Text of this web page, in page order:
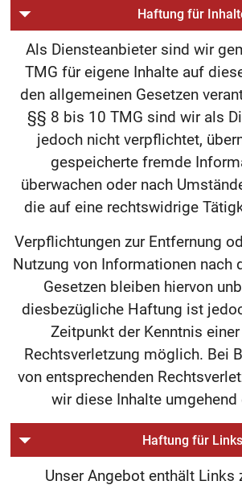
Haftung für
Als Diensteanbieter sind wir
TMG für eigene Inhalte auf
den allgemeinen Gesetzen
§§ 8 bis 10 TMG sind wir als
jedoch nicht verpflichtet,
gespeicherte fremde
überwachen oder nach
die auf eine rechtswidrige
Verpflichtungen zur Entfernung
Nutzung von Informationen nach
Gesetzen bleiben hiervon
diesbezügliche Haftung ist
Zeitpunkt der Kenntnis
Rechtsverletzung möglich. Bei
von entsprechenden
wir diese Inhalte umgehend
Haftung für Links
Unser Angebot enthält Links